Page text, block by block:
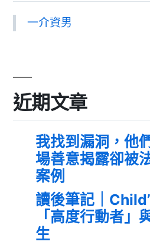
一介資男
近期文章
我找到漏洞，他
場善意揭露卻被
案例
讀後筆記｜
「高度行動者」
生